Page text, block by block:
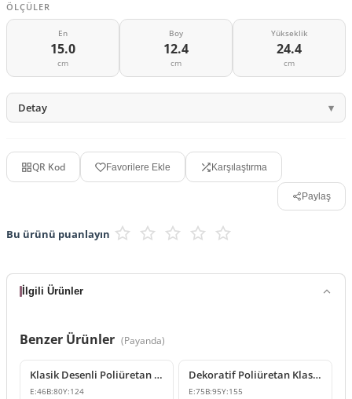
ÖLÇÜLER
En
15.0
cm
Boy
12.4
cm
Yükseklik
24.4
cm
Detay
QR Kod Favorilere Ekle Karşılaştırma
Paylaş
Bu ürünü puanlayın
İlgili Ürünler
Benzer Ürünler (Payanda)
Klasik Desenli Poliüretan Payanda Modeli
E:46B:80Y:124
Dekoratif Poliüretan Klasik Payanda ve Destek Modeli
E:75B:95Y:155